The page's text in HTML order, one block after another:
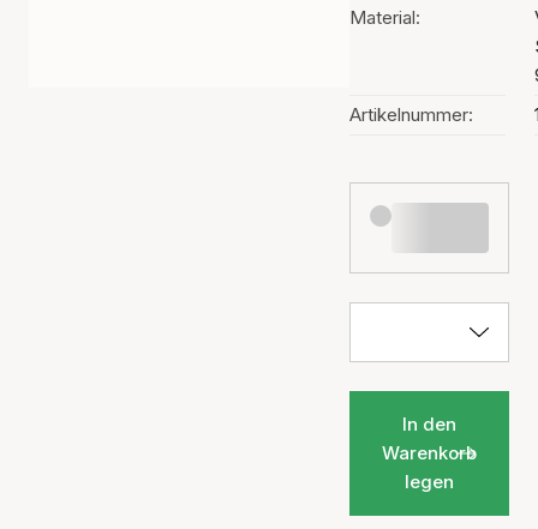
Material:
Artikelnummer:
In den
Warenkorb
legen